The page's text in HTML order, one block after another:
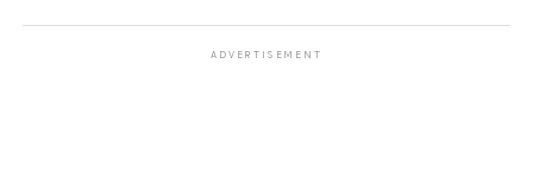
ADVERTISEMENT